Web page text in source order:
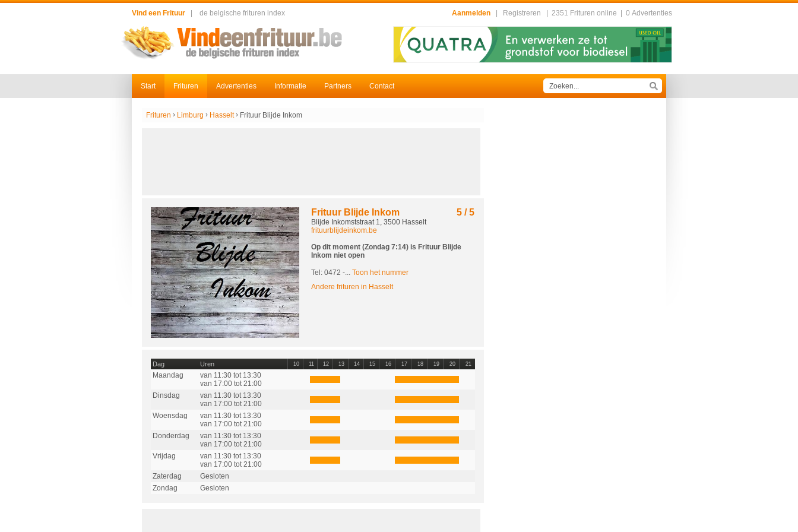
Vind een Frituur de belgische frituren index Aanmelden Registreren 2351 Frituren online 0 Advertenties
Start Frituren Advertenties Informatie Partners Contact
Frituren › Limburg › Hasselt › Frituur Blijde Inkom
5/ 5
Frituur Blijde Inkom
Blijde Inkomststraat 1, 3500 Hasselt
frituurblijdeinkom.be
Op dit moment (Zondag 7:14) is Frituur Blijde
Inkom niet open
Tel: 0472 -... Toon het nummer
Andere frituren in Hasselt
Dag Uren 10 11 12 13 14 15 16 17 18 19 20 21
Maandag
van 11:30 tot 13:30
van 17:00 tot 21:00
Dinsdag
van 11:30 tot 13:30
van 17:00 tot 21:00
Woensdag
van 11:30 tot 13:30
van 17:00 tot 21:00
Donderdag
van 11:30 tot 13:30
van 17:00 tot 21:00
Vrijdag
van 11:30 tot 13:30
van 17:00 tot 21:00
Zaterdag
Gesloten
Zondag
Gesloten